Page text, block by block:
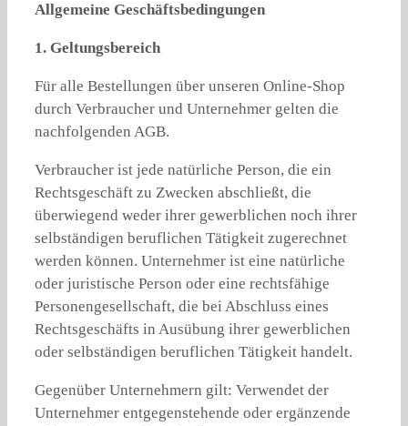
Allgemeine Geschäftsbedingungen
1. Geltungsbereich
Für alle Bestellungen über unseren Online-Shop
durch Verbraucher und Unternehmer gelten die
nachfolgenden AGB.
Verbraucher ist jede natürliche Person, die ein
Rechtsgeschäft zu Zwecken abschließt, die
überwiegend weder ihrer gewerblichen noch ihrer
selbständigen beruflichen Tätigkeit zugerechnet
werden können. Unternehmer ist eine natürliche
oder juristische Person oder eine rechtsfähige
Personengesellschaft, die bei Abschluss eines
Rechtsgeschäfts in Ausübung ihrer gewerblichen
oder selbständigen beruflichen Tätigkeit handelt.
Gegenüber Unternehmern gilt: Verwendet der
Unternehmer entgegenstehende oder ergänzende